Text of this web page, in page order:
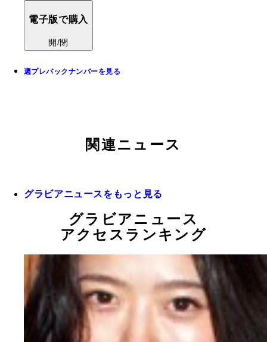
電子版で購入
開/閉
週プレバックナンバーを見る
関連ニュース
グラビアニュースをもっと見る
グラビアニュース
アクセスランキング